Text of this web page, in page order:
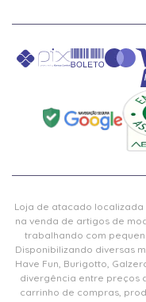
Loja de atacado
na venda de artigos de
trabalhando com
Disponibilizando diversas
Have Fun, Burigotto,
divergência entre preços
carrinho de compras,